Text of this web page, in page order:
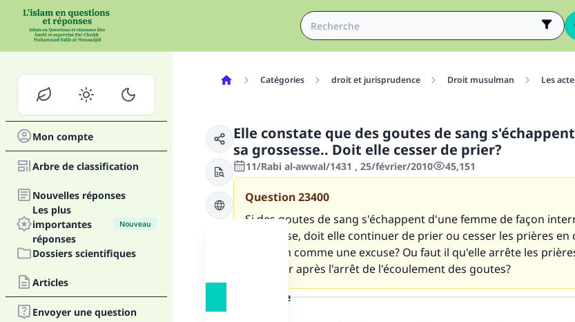
Mon compte
Arbre de classification
Nouvelles réponses
Les plus
importantes
réponses
Nouveau
Dossiers scientifiques
Articles
Envoyer une question
Catégories droit et jurisprudence Droit musulman Les
Elle constate que des goutes de sang
sa grossesse.. Doit elle cesser de prier?
11/Rabi al-awwal/1431 , 25/février/2010 45,151
Question23400
Si des goutes de sang s'échappent d'une femme de façon
grossesse, doit elle continuer de prier ou cesser les prières
situation comme une excuse? Ou faut il qu'elle arrête les
rattraper après l'arrêt de l'écoulement des goutes?
la réponse